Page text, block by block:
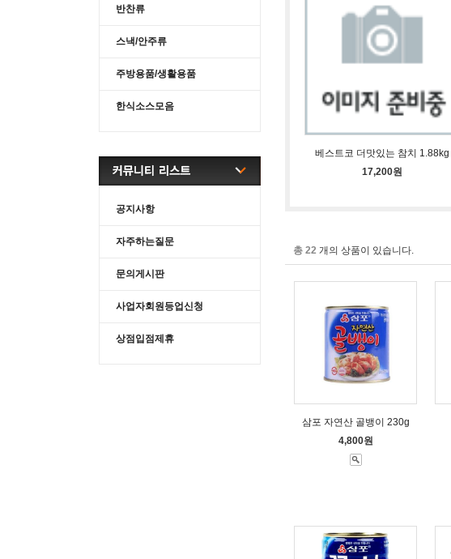
반찬류
스낵/안주류
주방용품/생활용품
한식소스모음
공지사항
자주하는질문
문의게시판
사업자회원등업신청
상점입점제휴
베스트코 더맛있는 참치 1.88kg
17,200원
총 22 개의 상품이 있습니다.
삼포 자연산 골뱅이 230g
4,800원